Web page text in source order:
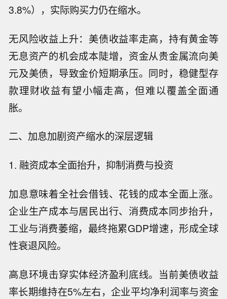
3.8%），实际购买力仍在缩水。
无风险收益上升：美债收益率走高，持有黄金等
无息资产的机会成本陡增，资金从贵金属流向美
元及美债，导致金价短期承压。同时，稳健型存
款理财收益有望小幅走高，但难以覆盖全面通
胀。
二、加息加剧资产缩水的深层逻辑
1. 融资成本全面抬升，抑制消费与投资
加息意味着全社会借钱、花钱的成本全面上涨。
企业生产成本与居民出行、消费成本同步抬升，
工业与消费萎缩，最终拖累GDP增速，形成全球
性衰退风险。
高息环境击穿实体经济盈利底线。当前美债收益
率长期维持在5%左右，企业平均净利润率与资金